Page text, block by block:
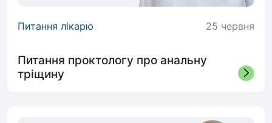
Питання лікарю 25 червня
Питання проктологу про анальну
тріщину